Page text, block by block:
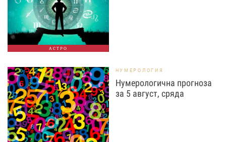
АСТРО
НУМЕРОЛОГИЯ
Нумерологична прогноза
за 5 август, сряда